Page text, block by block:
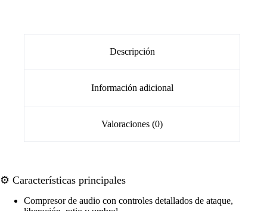
Descripción
Información adicional
Valoraciones (0)
⚙️ Características principales
Compresor de audio con controles detallados de ataque,